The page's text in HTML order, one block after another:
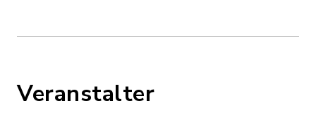
Veranstalter